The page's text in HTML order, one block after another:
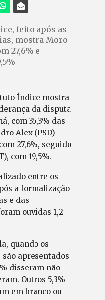
feito após as
mostra Moro
27,6% e
Índice mostra
da disputa
com 35,3% das
Alex (PSD)
27,6%, seguido
com 19,5%.
entre os
a formalização
e das
ouvidas 1,2
quando os
apresentados
disseram não
Outros 5,3%
em branco ou